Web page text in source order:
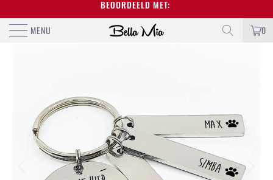
BEOORDEELD MET:
MENU
0